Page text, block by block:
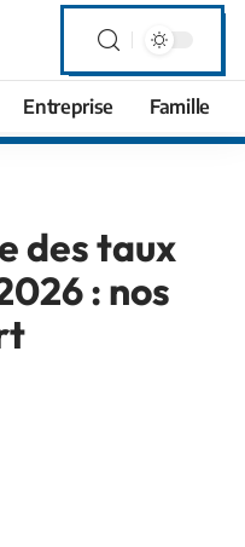
Entreprise Famille
des taux
: nos